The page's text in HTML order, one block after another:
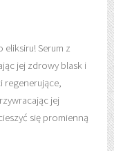
Serum z
jej zdrowy blask i
regenerujące,
jej
się promienną